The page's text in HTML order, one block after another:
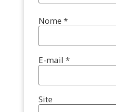
Nome *
E-mail *
Site